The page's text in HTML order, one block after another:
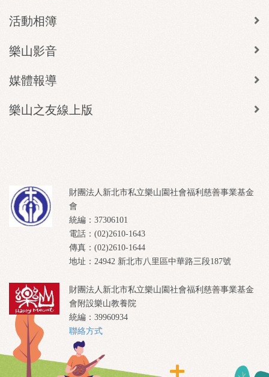
活動相簿
樂山影音
媒體報導
樂山之友線上版
財團法人新北市私立樂山園社會福利慈善事業基金
會
統編：37306101
電話：(02)2610-1643
傳真：(02)2610-1644
地址：24942 新北市八里區中華路三段187號
財團法人新北市私立樂山園社會福利慈善事業基金
會附設樂山教養院
統編：39960934
聯絡方式